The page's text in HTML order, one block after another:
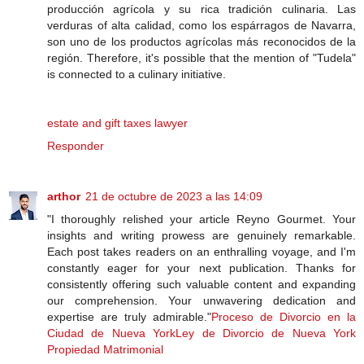
producción agrícola y su rica tradición culinaria. Las
verduras of alta calidad, como los espárragos de Navarra,
son uno de los productos agrícolas más reconocidos de la
región. Therefore, it's possible that the mention of "Tudela"
is connected to a culinary initiative.
estate and gift taxes lawyer
Responder
arthor 21 de octubre de 2023 a las 14:09
"I thoroughly relished your article Reyno Gourmet. Your
insights and writing prowess are genuinely remarkable.
Each post takes readers on an enthralling voyage, and I'm
constantly eager for your next publication. Thanks for
consistently offering such valuable content and expanding
our comprehension. Your unwavering dedication and
expertise are truly admirable."Proceso de Divorcio en la
Ciudad de Nueva YorkLey de Divorcio de Nueva York
Propiedad Matrimonial